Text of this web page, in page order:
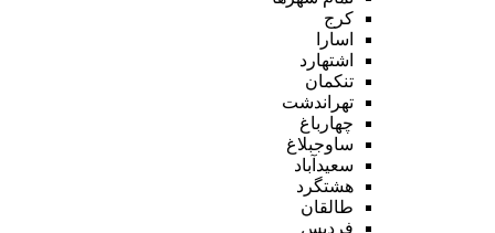
کرج
اسارا
اشتهارد
تنکمان
تهراندشت
چهارباغ
ساوجبلاغ
سعیدآباد
هشتگرد
طالقان
فردیس